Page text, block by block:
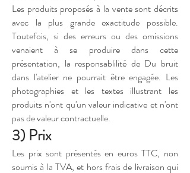
Les produits proposés à la vente sont décrits
avec la plus grande exactitude possible.
Toutefois, si des erreurs ou des omissions
venaient à se produire dans cette
présentation, la responsablilité de Du bruit
dans l'atelier ne pourrait être engagée. Les
photographies et les textes illustrant les
produits n'ont qu'un valeur indicative et n'ont
pas de valeur contractuelle.
3) Prix
Les prix sont présentés en euros TTC, non
soumis à la TVA, et hors frais de livraison qui